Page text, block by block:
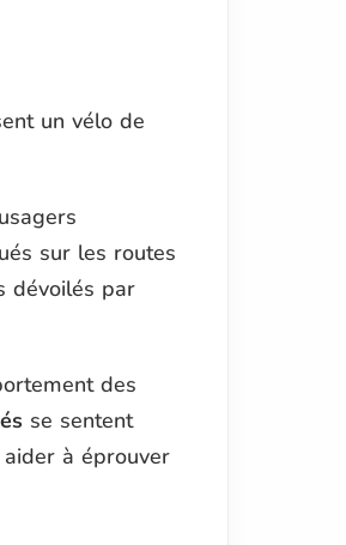
un vélo de
sur les routes
dévoilés par
des
se sentent
à éprouver